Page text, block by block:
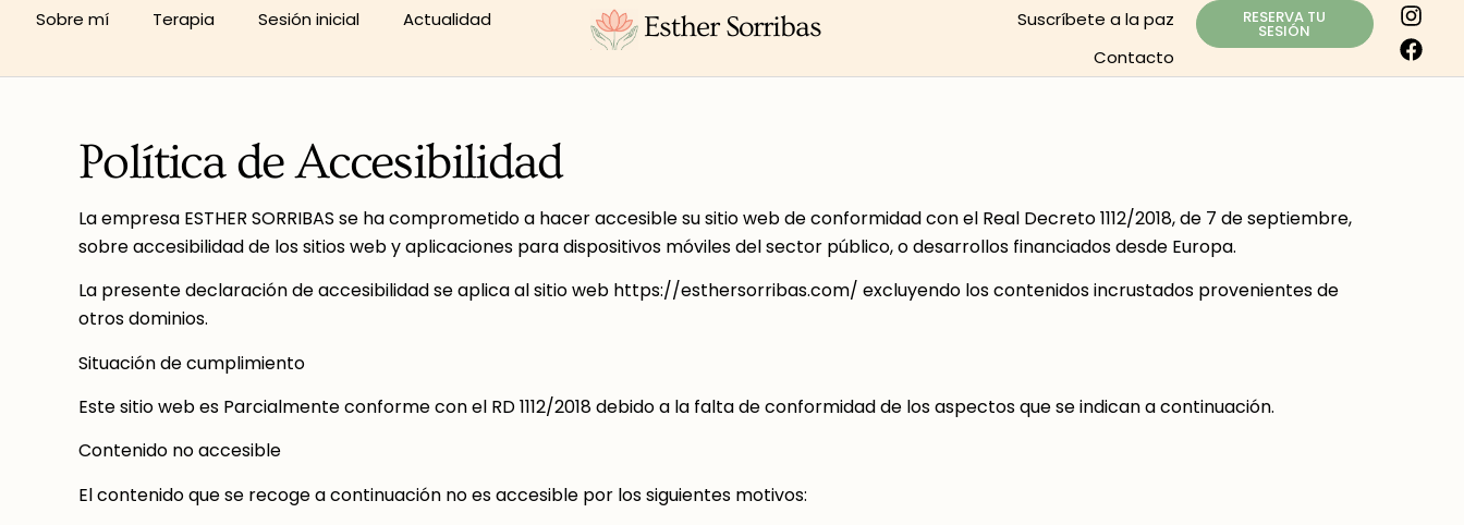
Sobre mí Terapia Sesión inicial Actualidad Esther Sorribas
Suscríbete a la paz
Contacto
RESERVA TU
SESIÓN
Política de Accesibilidad
La empresa ESTHER SORRIBAS se ha comprometido a hacer accesible su sitio web de conformidad con el Real Decreto 1112/2018, de 7 de septiembre,
sobre accesibilidad de los sitios web y aplicaciones para dispositivos móviles del sector público, o desarrollos financiados desde Europa.
La presente declaración de accesibilidad se aplica al sitio web https://esthersorribas.com/ excluyendo los contenidos incrustados provenientes de
otros dominios.
Situación de cumplimiento
Este sitio web es Parcialmente conforme con el RD 1112/2018 debido a la falta de conformidad de los aspectos que se indican a continuación.
Contenido no accesible
El contenido que se recoge a continuación no es accesible por los siguientes motivos: